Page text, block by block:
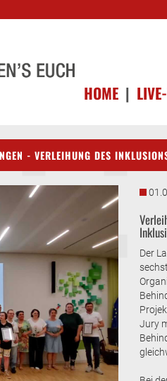
HOME |
- VERLEIHUNG DES
Der
Jury